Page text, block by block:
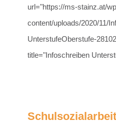
url="https://ms-stainz.at/
content/uploads/2020/11/
UnterstufeOberstufe-
title="Infoschreiben
Schulsozialarbeit